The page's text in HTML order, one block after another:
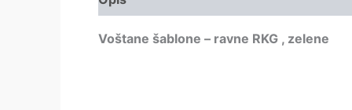
Voštane šablone – ravne RKG , zelene